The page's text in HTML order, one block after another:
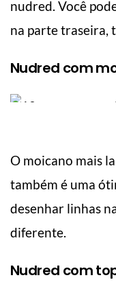
nudred. Você
na parte traseira,
Nudred com
O moicano mais
também é uma
desenhar linhas
diferente.
Nudred com